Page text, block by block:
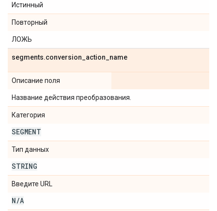
Истинный
Повторный
ЛОЖЬ
segments.conversion action name
Описание поля
Название действия преобразования.
Категория
SEGMENT
Тип данных
STRING
Введите URL
N/A